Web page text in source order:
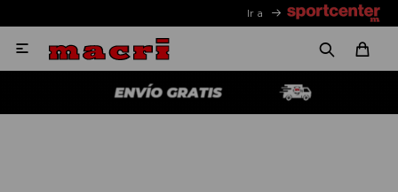
Ir a
